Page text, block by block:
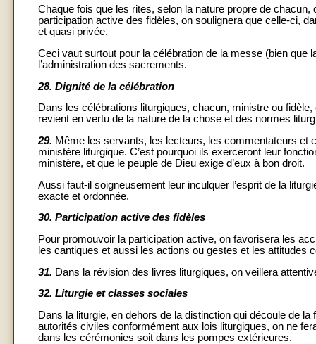
Chaque fois que les rites, selon la nature propre de
participation active des fidèles, on soulignera que celle-ci,
et quasi privée.
Ceci vaut surtout pour la célébration de la messe (bien que
l’administration des sacrements.
28. Dignité de la célébration
Dans les célébrations liturgiques, chacun, ministre ou
revient en vertu de la nature de la chose et des normes
29. Même les servants, les lecteurs, les commentateurs et
ministère liturgique. C’est pourquoi ils exerceront leur
ministère, et que le peuple de Dieu exige d’eux à bon droit.
Aussi faut-il soigneusement leur inculquer l’esprit de la
exacte et ordonnée.
30. Participation active des fidèles
Pour promouvoir la participation active, on favorisera les
les cantiques et aussi les actions ou gestes et les
31. Dans la révision des livres liturgiques, on veillera
32. Liturgie et classes sociales
Dans la liturgie, en dehors de la distinction qui découle de
autorités civiles conformément aux lois liturgiques, on ne
dans les cérémonies soit dans les pompes extérieures.